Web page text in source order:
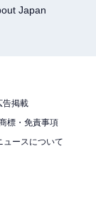
Japan
告掲載
標・免責事項
ュースについて